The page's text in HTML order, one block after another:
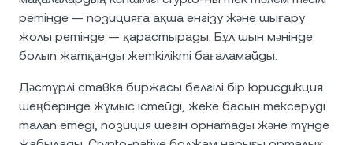
ретінде — позицияға ақша енгізу және шығару
жолы ретінде — қарастырады. Бұл шын мәнінде
болып жатқанды жеткілікті бағаламайды.
Дәстүрлі ставка биржасы белгілі бір юрисдикция
шеңберінде жұмыс істейді, жеке басын тексеруді
талап етеді, позиция шегін орнатады және түнде